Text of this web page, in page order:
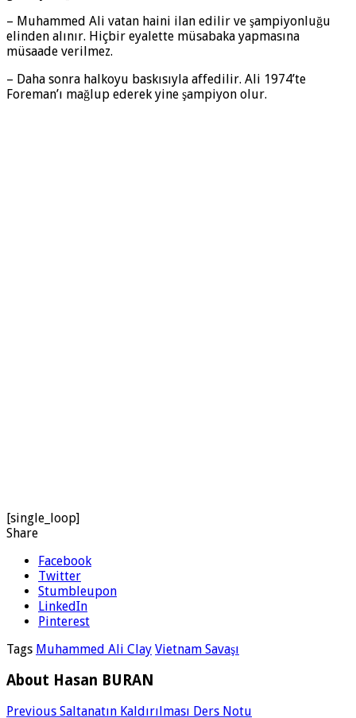
– Muhammed Ali vatan haini ilan edilir ve şampiyonluğu
elinden alınır. Hiçbir eyalette müsabaka yapmasına
müsaade verilmez.
– Daha sonra halkoyu baskısıyla affedilir. Ali 1974’te
Foreman’ı mağlup ederek yine şampiyon olur.
[single_loop]
Share
Facebook
Twitter
Stumbleupon
LinkedIn
Pinterest
Tags Muhammed Ali Clay Vietnam Savaşı
About Hasan BURAN
Previous Saltanatın Kaldırılması Ders Notu